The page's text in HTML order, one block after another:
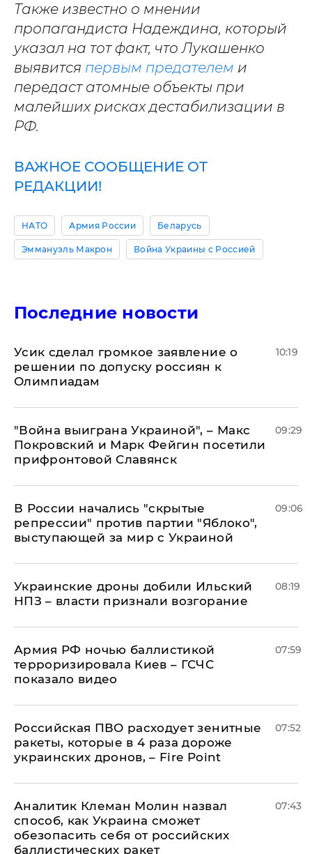
Также известно о мнении
пропагандиста Надеждина, который
указал на тот факт, что Лукашенко
выявится первым предателем и
передаст атомные объекты при
малейших рисках дестабилизации в
РФ.
ВАЖНОЕ СООБЩЕНИЕ ОТ
РЕДАКЦИИ!
НАТО Армия России Беларусь
Эммануэль Макрон Война Украины с Россией
Последние новости
Усик сделал громкое заявление о
решении по допуску россиян к
Олимпиадам
10:19
"Война выиграна Украиной", – Макс
Покровский и Марк Фейгин посетили
прифронтовой Славянск
09:29
В России начались "скрытые
репрессии" против партии "Яблоко",
выступающей за мир с Украиной
09:06
Украинские дроны добили Ильский
НПЗ – власти признали возгорание
08:19
Армия РФ ночью баллистикой
терроризировала Киев – ГСЧС
показало видео
07:59
Российская ПВО расходует зенитные
ракеты, которые в 4 раза дороже
украинских дронов, – Fire Point
07:52
Аналитик Клеман Молин назвал
способ, как Украина сможет
обезопасить себя от российских
баллистических ракет
07:43